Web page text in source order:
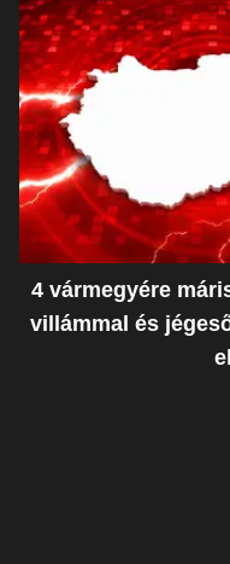
4 vármegyére
villámmal és